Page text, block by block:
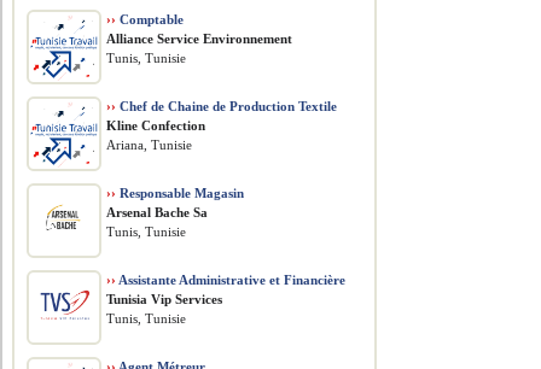
›› Comptable
Alliance Service Environnement
Tunis, Tunisie
›› Chef de Chaine de Production Textile
Kline Confection
Ariana, Tunisie
›› Responsable Magasin
Arsenal Bache Sa
Tunis, Tunisie
›› Assistante Administrative et Financière
Tunisia Vip Services
Tunis, Tunisie